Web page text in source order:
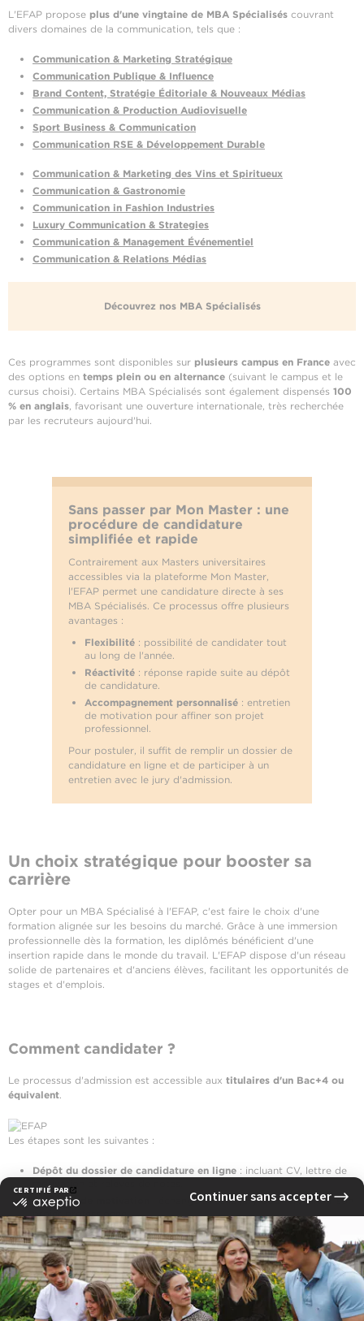
L'EFAP propose plus d'une vingtaine de MBA Spécialisés couvrant
divers domaines de la communication, tels que :
Communication & Marketing Stratégique
Communication Publique & Influence
Brand Content, Stratégie Éditoriale & Nouveaux Médias
Communication & Production Audiovisuelle
Sport Business & Communication
Communication RSE & Développement Durable
Communication & Marketing des Vins et Spiritueux
Communication & Gastronomie
Communication in Fashion Industries
Luxury Communication & Strategies
Communication & Management Événementiel
Communication & Relations Médias
Découvrez nos MBA Spécialisés
Ces programmes sont disponibles sur plusieurs campus en France avec
des options en temps plein ou en alternance (suivant le campus et le
cursus choisi). Certains MBA Spécialisés sont également dispensés 100
% en anglais, favorisant une ouverture internationale, très recherchée
par les recruteurs aujourd'hui.
Sans passer par Mon Master : une
procédure de candidature
simplifiée et rapide
Contrairement aux Masters universitaires
accessibles via la plateforme Mon Master,
l'EFAP permet une candidature directe à ses
MBA Spécialisés. Ce processus offre plusieurs
avantages :
Flexibilité : possibilité de candidater tout
au long de l'année.
Réactivité : réponse rapide suite au dépôt
de candidature.
Accompagnement personnalisé : entretien
de motivation pour affiner son projet
professionnel.
Pour postuler, il suffit de remplir un dossier de
candidature en ligne et de participer à un
entretien avec le jury d'admission.
Un choix stratégique pour booster sa
carrière
Opter pour un MBA Spécialisé à l'EFAP, c'est faire le choix d'une
formation alignée sur les besoins du marché. Grâce à une immersion
professionnelle dès la formation, les diplômés bénéficient d'une
insertion rapide dans le monde du travail. L'EFAP dispose d'un réseau
solide de partenaires et d'anciens élèves, facilitant les opportunités de
stages et d'emplois.
Comment candidater ?
Le processus d'admission est accessible aux titulaires d'un Bac+4 ou
équivalent.
Les étapes sont les suivantes :
Dépôt du dossier de candidature en ligne : incluant CV, lettre de
motivation et relevés de notes.
Entretien de motivation
: échange avec le jury pour présenter son
projet professionnel.
Réponse d'admission: généralement sous quelques jours.
Pour plus d'informations et pour candidater, rendez-vous sur la page
dédiée aux admissions aux MBA spécialisés de l'EFAP.